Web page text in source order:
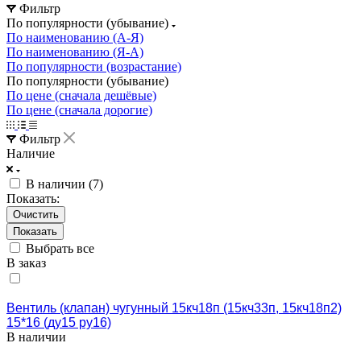
Фильтр
По популярности (убывание)
По наименованию (А-Я)
По наименованию (Я-А)
По популярности (возрастание)
По популярности (убывание)
По цене (сначала дешёвые)
По цене (сначала дорогие)
Фильтр
Наличие
В наличии (7)
Показать:
Очистить
Выбрать все
В заказ
Вентиль (клапан) чугунный 15кч18п (15кч33п, 15кч18п2)
15*16 (ду15 ру16)
В наличии